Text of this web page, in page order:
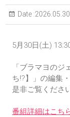
Date :2026.05.30
5月30日(土)
「ブラマヨの
ち!?】」の編集
是非ご覧くださ
番組詳細はこち